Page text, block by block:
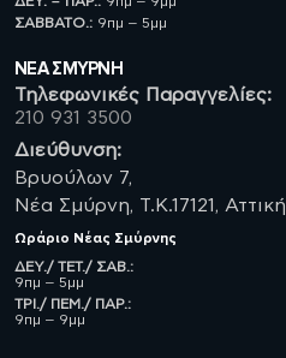
ΣΑΒBATO.: 9πμ – 5μμ
ΝΈΑ ΣΜΥΡΝΗ
Τηλεφωνικές Παραγγελίες:
210 931 3500
Διεύθυνση:
Βρυούλων 7,
Νέα Σμύρνη, Τ.Κ.17121, Αττική
Ωράριο Νέας Σμύρνης
ΔΕΥ./ ΤΕΤ./ ΣΑΒ.:
9πμ – 5μμ
ΤΡΙ./ ΠΕΜ./ ΠΑΡ.:
9πμ – 9μμ